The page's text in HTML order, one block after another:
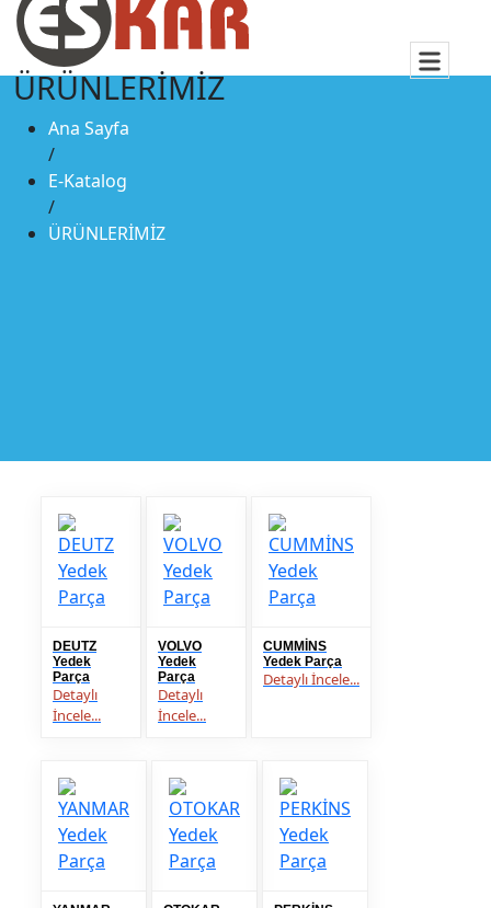
ÜRÜNLERİMİZ
Ana Sayfa
/
E-Katalog
/
ÜRÜNLERİMİZ
DEUTZ
Yedek
Parça
Detaylı
İncele...
VOLVO
Yedek
Parça
Detaylı
İncele...
CUMMİNS
Yedek Parça
Detaylı İncele...